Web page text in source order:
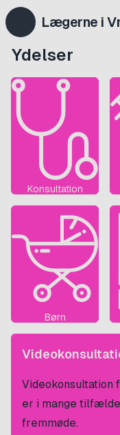
Lægerne i
Ydelser
Konsultation
Børn
Videokonsultation
er i mange
fremmøde.